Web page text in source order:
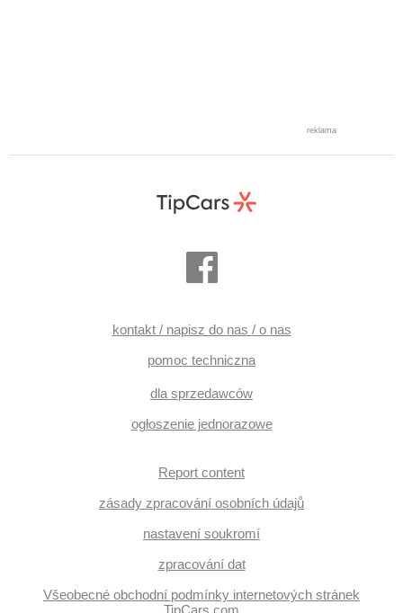
reklama
kontakt / napisz do nas / o nas
pomoc techniczna
dla sprzedawców
ogłoszenie jednorazowe
Report content
zásady zpracování osobních údajů
nastavení soukromí
zpracování dat
Všeobecné obchodní podmínky internetových stránek
TipCars.com